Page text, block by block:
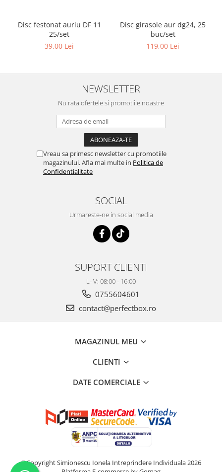
Disc festonat auriu DF 11
25/set
39,00 Lei
Disc girasole aur dg24, 25
buc/set
119,00 Lei
NEWSLETTER
Nu rata ofertele si promotiile noastre
Vreau sa primesc newsletter cu promotiile
magazinului. Afla mai multe in Politica de
Confidentialitate
SOCIAL
Urmareste-ne in social media
SUPORT CLIENTI
L- V: 08:00 - 16:00
0755604601
contact@perfectbox.ro
MAGAZINUL MEU
CLIENTI
DATE COMERCIALE
©Copyright Simionescu Ionela Intreprindere Individuala 2026